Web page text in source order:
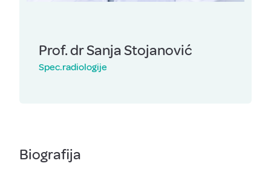
Prof. dr Sanja Stojanović
Spec.radiologije
Biografija